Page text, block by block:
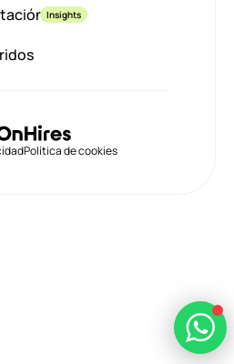
Insights
Política de cookies